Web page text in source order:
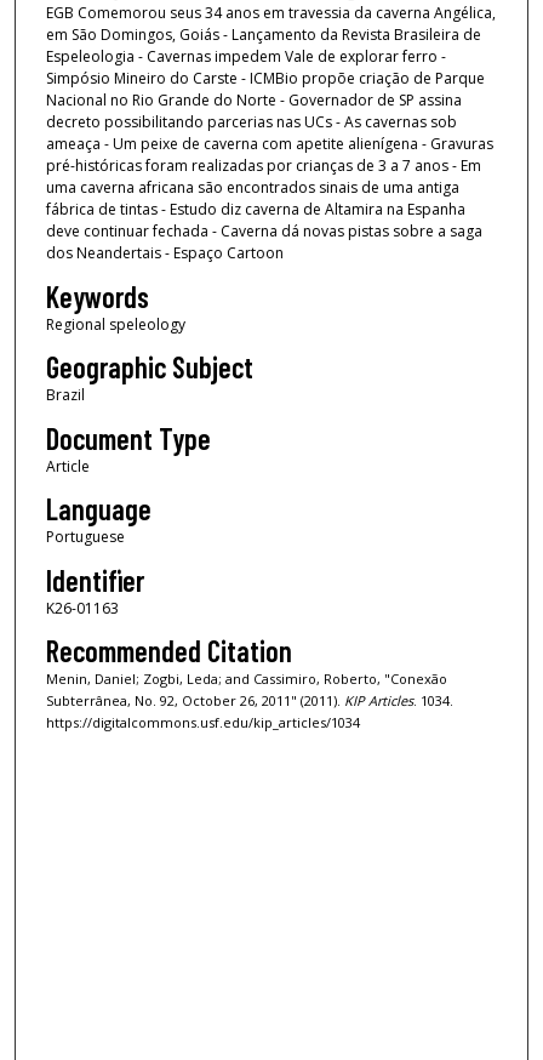
EGB Comemorou seus 34 anos em travessia da caverna Angélica,
em São Domingos, Goiás - Lançamento da Revista Brasileira de
Espeleologia - Cavernas impedem Vale de explorar ferro -
Simpósio Mineiro do Carste - ICMBio propõe criação de Parque
Nacional no Rio Grande do Norte - Governador de SP assina
decreto possibilitando parcerias nas UCs - As cavernas sob
ameaça - Um peixe de caverna com apetite alienígena - Gravuras
pré-históricas foram realizadas por crianças de 3 a 7 anos - Em
uma caverna africana são encontrados sinais de uma antiga
fábrica de tintas - Estudo diz caverna de Altamira na Espanha
deve continuar fechada - Caverna dá novas pistas sobre a saga
dos Neandertais - Espaço Cartoon
Keywords
Regional speleology
Geographic Subject
Brazil
Document Type
Article
Language
Portuguese
Identifier
K26-01163
Recommended Citation
Menin, Daniel; Zogbi, Leda; and Cassimiro, Roberto, "Conexão
Subterrânea, No. 92, October 26, 2011" (2011). KIP Articles. 1034.
https://digitalcommons.usf.edu/kip_articles/1034